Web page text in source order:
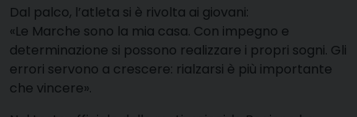
Dal palco, l’atleta si è rivolta ai giovani:
«Le Marche sono la mia casa. Con impegno e
determinazione si possono realizzare i propri sogni. Gli
errori servono a crescere: rialzarsi è più importante
che vincere».